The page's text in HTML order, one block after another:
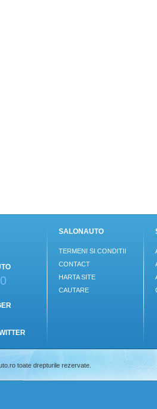
SALONAUTO
TERMENI SI CONDITII
CONTACT
HARTA SITE
CAUTARE
toate drepturile rezervate.